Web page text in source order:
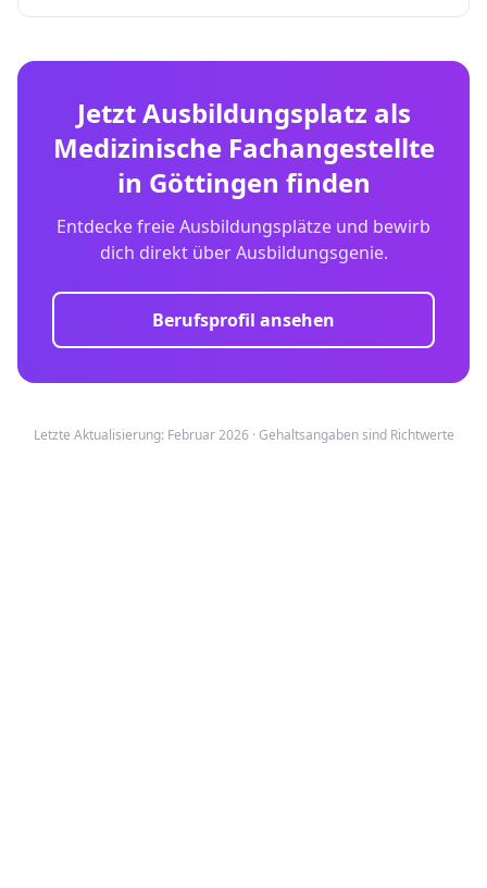
Jetzt Ausbildungsplatz als
Medizinische Fachangestellte
in Göttingen finden
Entdecke freie Ausbildungsplätze und bewirb
dich direkt über Ausbildungsgenie.
Berufsprofil ansehen
Letzte Aktualisierung: Februar 2026 · Gehaltsangaben sind Richtwerte